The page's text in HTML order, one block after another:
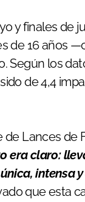
y finales de
de 16 años
los
de 4,4
de Lances de
era claro:
intensa
que esta